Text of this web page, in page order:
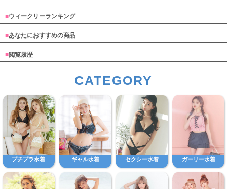
■ウィークリーランキング
■あなたにおすすめの商品
■閲覧履歴
CATEGORY
プチプラ水着 ギャル水着 セクシー水着 ガーリー水着